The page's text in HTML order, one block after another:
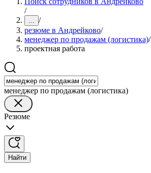
/
... /
резюме в Андрейково/
менеджер по продажам (логистика)/
проектная работа
менеджер по продажам (логистика)
Резюме
Найти